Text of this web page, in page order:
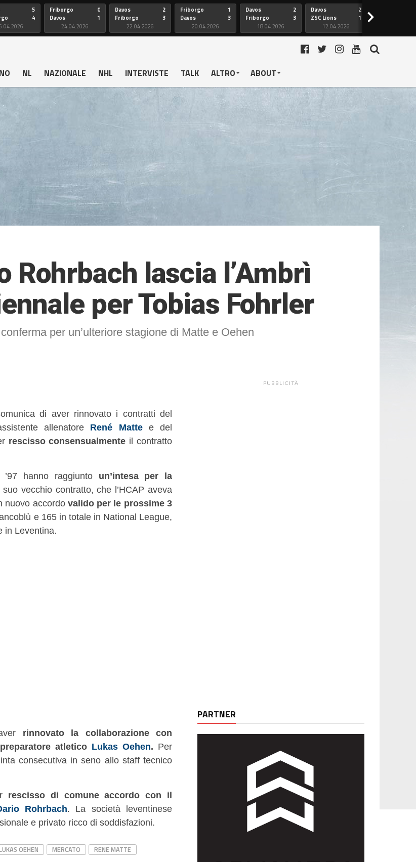
5
4
Friborgo
Davos
0
1
24.04.2026
Davos
Friborgo
2
3
22.04.2026
Friborgo
Davos
1
3
20.04.2026
Davos
Friborgo
2
3
18.04.2026
Davos
ZSC Lions
2
1
12.04.2026
>
NL NAZIONALE NHL INTERVISTE TALK ALTRO ABOUT
Rohrbach lascia l’Ambrì
per Tobias Fohrler
per un’ulteriore stagione di Matte e Oehen
di aver rinnovato i contratti del
allenatore René Mattee del
rescisso consensualmente il contratto
hanno raggiunto un’intesa per la
vecchio contratto, che l’HCAP aveva
nuovo accordo valido per le prossime 3
e 165 in totale in National League,
in Leventina.
rinnovato la collaborazione con
atletico Lukas Oehen. Per
consecutiva in seno allo staff tecnico
rescisso di comune accordo con il
Rohrbach. La società leventinese
e privato ricco di soddisfazioni.
OEHEN MERCATO
RENE MATTE
PUBBLICITÀ
PARTNER